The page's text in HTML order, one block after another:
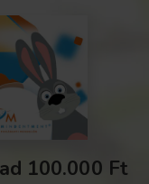
100.000 Ft